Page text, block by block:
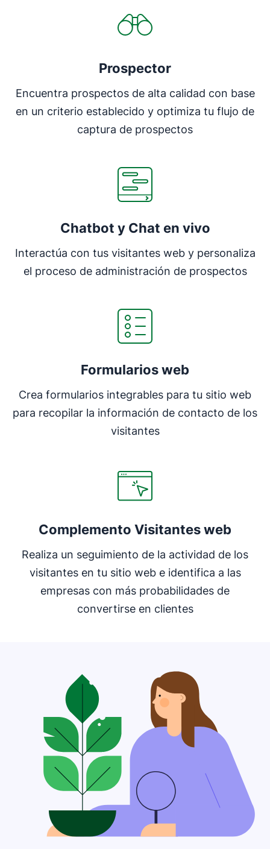
Prospector
Encuentra prospectos de alta calidad con base
en un criterio establecido y optimiza tu flujo de
captura de prospectos
Chatbot y Chat en vivo
Interactúa con tus visitantes web y personaliza
el proceso de administración de prospectos
Formularios web
Crea formularios integrables para tu sitio web
para recopilar la información de contacto de los
visitantes
Complemento Visitantes web
Realiza un seguimiento de la actividad de los
visitantes en tu sitio web e identifica a las
empresas con más probabilidades de
convertirse en clientes